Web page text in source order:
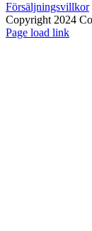
Försäljningsvillkor
Copyright 2024
Page load link